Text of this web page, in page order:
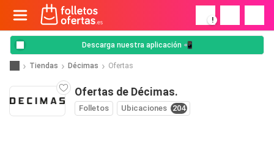
!
Descarga nuestra aplicación 📲
Tiendas Décimas Ofertas
Ofertas de Décimas.
Folletos Ubicaciones 204